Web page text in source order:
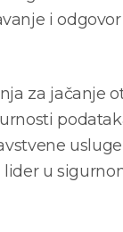
i
za jačanje
u